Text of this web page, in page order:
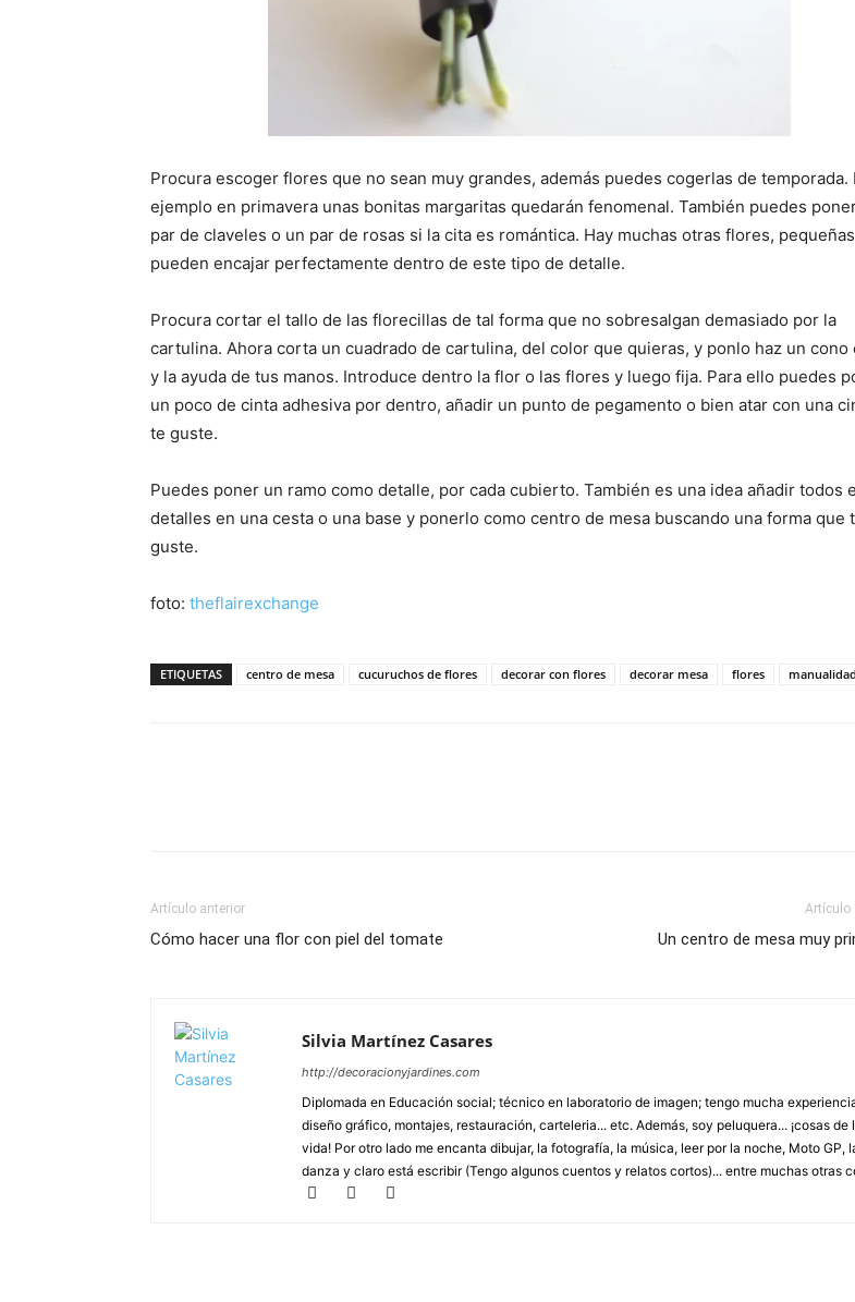
Procura escoger flores que no sean muy grandes, además puedes cogerlas de temporada.
ejemplo en primavera unas bonitas margaritas quedarán fenomenal. También puedes
par de claveles o un par de rosas si la cita es romántica. Hay muchas otras flores,
pueden encajar perfectamente dentro de este tipo de detalle.
Procura cortar el tallo de las florecillas de tal forma que no sobresalgan demasiado por la
cartulina. Ahora corta un cuadrado de cartulina, del color que quieras, y ponlo haz un cono
y la ayuda de tus manos. Introduce dentro la flor o las flores y luego fija. Para ello puedes
un poco de cinta adhesiva por dentro, añadir un punto de pegamento o bien atar con una
te guste.
Puedes poner un ramo como detalle, por cada cubierto. También es una idea añadir todos
detalles en una cesta o una base y ponerlo como centro de mesa buscando una forma que
guste.
foto: theflairexchange
ETIQUETAS centro de mesa cucuruchos de flores decorar con flores decorar mesa flores
Artículo anterior
Cómo hacer una flor con piel del tomate
Artículo
Un centro de mesa muy
Silvia Martínez Casares
http://decoracionyjardines.com
Diplomada en Educación social; técnico en laboratorio de imagen; tengo mucha
diseño gráfico, montajes, restauración, carteleria... etc. Además, soy peluquera... ¡cosas de
vida! Por otro lado me encanta dibujar, la fotografía, la música, leer por la noche, Moto GP,
danza y claro está escribir (Tengo algunos cuentos y relatos cortos)... entre muchas otras